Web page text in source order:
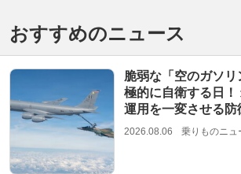
おすすめのニュース
脆弱な「空のガソ
極的に自衛する日
運用を一変させる防
2026.08.06 乗りものニュ